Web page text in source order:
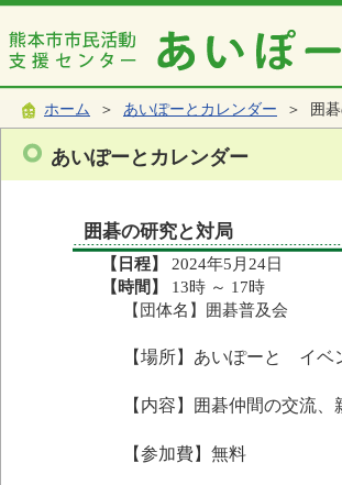
ホーム ＞ あいぽーとカレンダー ＞ 囲碁
あいぽーとカレンダー
囲碁の研究と対局
【日程】
2024年5月24日
【時間】
13時 ～ 17時
【団体名】囲碁普及会
【場所】あいぽーと イベ
【内容】囲碁仲間の交流
【参加費】無料